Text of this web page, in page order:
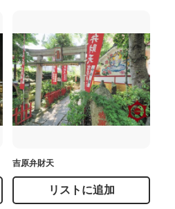
吉原弁財天
リストに追加